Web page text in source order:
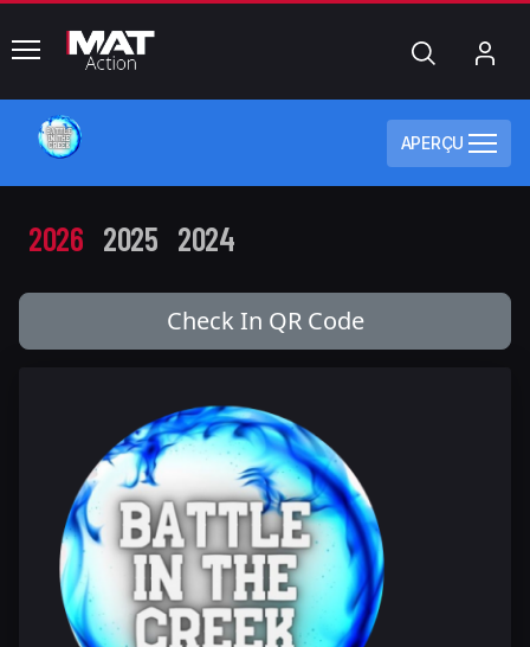
common.menu Chercher
APERÇU
2026 2025 2024
Check In QR Code